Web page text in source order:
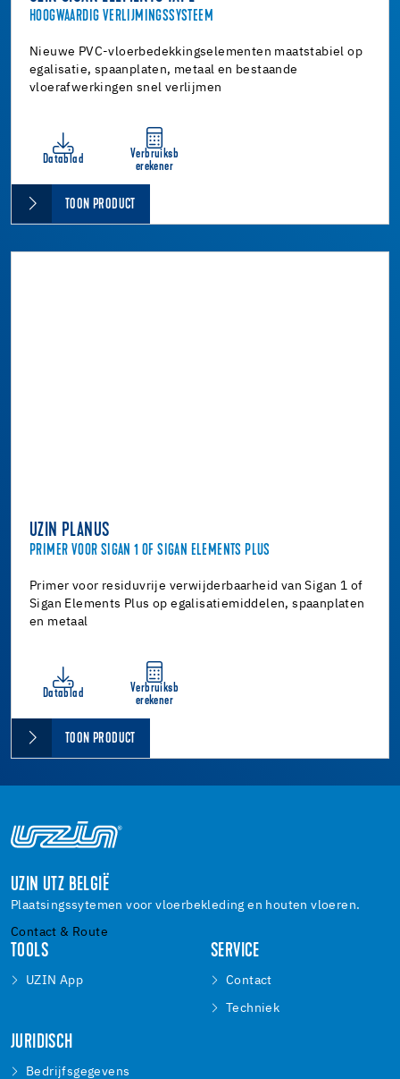
HOOGWAARDIG VERLIJMINGSSYSTEEM
Nieuwe PVC-vloerbedekkingselementen maatstabiel op
egalisatie, spaanplaten, metaal en bestaande
vloerafwerkingen snel verlijmen
Datablad
Verbruiksb
erekener
TOON PRODUCT
UZIN PLANUS
PRIMER VOOR SIGAN 1 OF SIGAN ELEMENTS PLUS
Primer voor residuvrije verwijderbaarheid van Sigan 1 of
Sigan Elements Plus op egalisatiemiddelen, spaanplaten
en metaal
Datablad
Verbruiksb
erekener
TOON PRODUCT
UZIN UTZ BELGIË
Plaatsingssytemen voor vloerbekleding en houten vloeren.
Contact & Route
TOOLS
UZIN App
SERVICE
Contact
Techniek
JURIDISCH
Bedrijfsgegevens